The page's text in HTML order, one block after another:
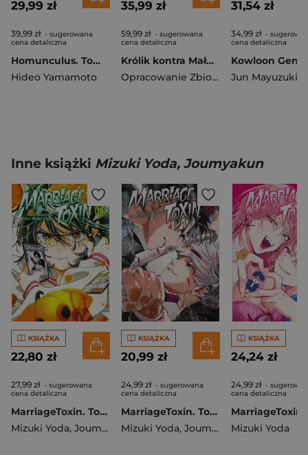
29,99 zł
39,99 zł - sugerowana
cena detaliczna
Homunculus. Tom 4
Hideo Yamamoto
35,99 zł
59,99 zł - sugerowana
cena detaliczna
Królik kontra Małpa i legion zagłady. Tom 3
Opracowanie Zbiorowe
31,54 zł
34,99 zł -
cena detaliczna
Jun Mayuzuki
Inne książki Mizuki Yoda, Joumyakun
KSIĄŻKA
22,80 zł
27,99 zł - sugerowana
cena detaliczna
MarriageToxin. Tom 15
Mizuki Yoda, Joumyakun
KSIĄŻKA
20,99 zł
24,99 zł - sugerowana
cena detaliczna
MarriageToxin. Tom 13
Mizuki Yoda, Joumyakun
KSIĄŻKA
24,24 zł
24,99 zł -
cena detaliczna
Mizuki Yoda